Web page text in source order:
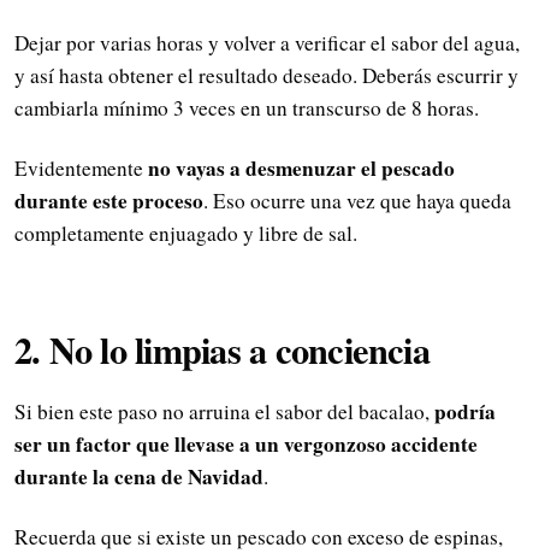
Dejar por varias horas y volver a verificar el sabor del agua,
y así hasta obtener el resultado deseado. Deberás escurrir y
cambiarla mínimo 3 veces en un transcurso de 8 horas.
Evidentementeno vayas a desmenuzar el pescado
durante este proceso. Eso ocurre una vez que haya queda
completamente enjuagado y libre de sal.
2. No lo limpias a conciencia
Si bien este paso no arruina el sabor del bacalao,podría
ser un factor que llevase a un vergonzoso accidente
durante la cena de Navidad.
Recuerda que si existe un pescado con exceso de espinas,